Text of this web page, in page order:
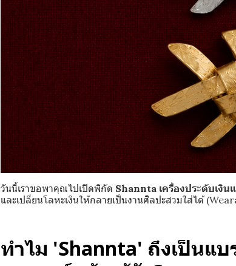
วันนี้เราขอพาคุณไปเปิดพิกัด Shannta เครื่องประดับเงิ
และเปลี่ยนโลหะเงินให้กลายเป็นงานศิลปะสวมใส่ได้
ทำไม 'Shannta' ถึงเป็นแ